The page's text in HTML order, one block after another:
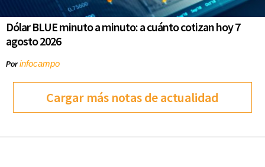
Dólar BLUE minuto a minuto: a cuánto cotizan hoy 7
agosto 2026
Porinfocampo
Cargar más notas de actualidad